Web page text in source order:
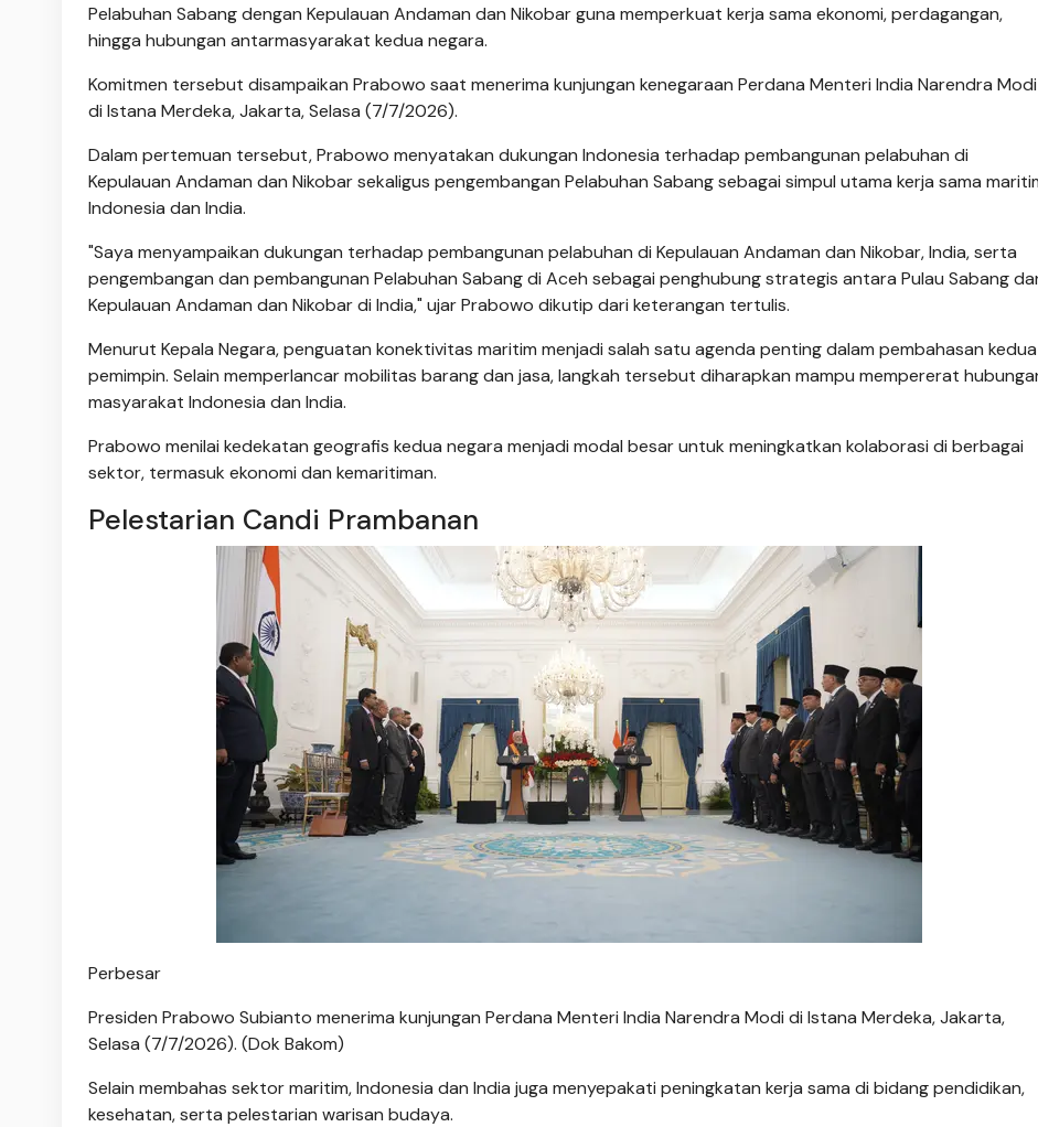
Pelabuhan Sabang dengan Kepulauan Andaman dan Nikobar guna memperkuat kerja sama ekonomi, perdagangan,
hingga hubungan antarmasyarakat kedua negara.
Komitmen tersebut disampaikan Prabowo saat menerima kunjungan kenegaraan Perdana Menteri India Narendra Modi
di Istana Merdeka, Jakarta, Selasa (7/7/2026).
Dalam pertemuan tersebut, Prabowo menyatakan dukungan Indonesia terhadap pembangunan pelabuhan di
Kepulauan Andaman dan Nikobar sekaligus pengembangan Pelabuhan Sabang sebagai simpul utama kerja sama
Indonesia dan India.
"Saya menyampaikan dukungan terhadap pembangunan pelabuhan di Kepulauan Andaman dan Nikobar, India, serta
pengembangan dan pembangunan Pelabuhan Sabang di Aceh sebagai penghubung strategis antara Pulau Sabang
Kepulauan Andaman dan Nikobar di India," ujar Prabowo dikutip dari keterangan tertulis.
Menurut Kepala Negara, penguatan konektivitas maritim menjadi salah satu agenda penting dalam pembahasan kedua
pemimpin. Selain memperlancar mobilitas barang dan jasa, langkah tersebut diharapkan mampu mempererat
masyarakat Indonesia dan India.
Prabowo menilai kedekatan geografis kedua negara menjadi modal besar untuk meningkatkan kolaborasi di berbagai
sektor, termasuk ekonomi dan kemaritiman.
Pelestarian Candi Prambanan
Perbesar
Presiden Prabowo Subianto menerima kunjungan Perdana Menteri India Narendra Modi di Istana Merdeka, Jakarta,
Selasa (7/7/2026). (Dok Bakom)
Selain membahas sektor maritim, Indonesia dan India juga menyepakati peningkatan kerja sama di bidang pendidikan,
kesehatan, serta pelestarian warisan budaya.